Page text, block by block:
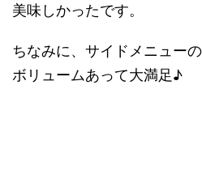
美味しかったです。
ちなみに、サイドメニュー
ボリュームあって大満足♪